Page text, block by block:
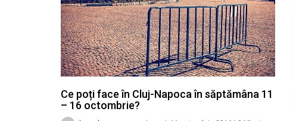
Ce poți face în Cluj-Napoca în săptămâna 11
– 16 octombrie?